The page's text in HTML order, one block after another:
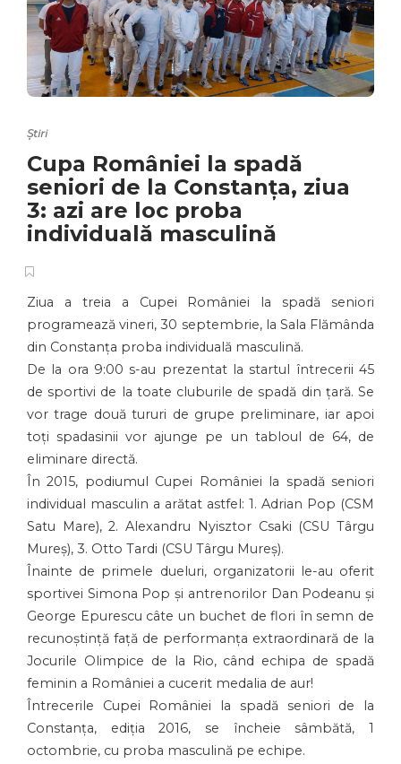
Știri
Cupa României la spadă
seniori de la Constanța, ziua
3: azi are loc proba
individuală masculină
Ziua a treia a Cupei României la spadă seniori
programează vineri, 30 septembrie, la Sala Flămânda
din Constanța proba individuală masculină.
De la ora 9:00 s-au prezentat la startul întrecerii 45
de sportivi de la toate cluburile de spadă din țară. Se
vor trage două tururi de grupe preliminare, iar apoi
toți spadasinii vor ajunge pe un tabloul de 64, de
eliminare directă.
În 2015, podiumul Cupei României la spadă seniori
individual masculin a arătat astfel: 1. Adrian Pop (CSM
Satu Mare), 2. Alexandru Nyisztor Csaki (CSU Târgu
Mureș), 3. Otto Tardi (CSU Târgu Mureș).
Înainte de primele dueluri, organizatorii le-au oferit
sportivei Simona Pop și antrenorilor Dan Podeanu și
George Epurescu câte un buchet de flori în semn de
recunoștință față de performanța extraordinară de la
Jocurile Olimpice de la Rio, când echipa de spadă
feminin a României a cucerit medalia de aur!
Întrecerile Cupei României la spadă seniori de la
Constanța, ediția 2016, se încheie sâmbătă, 1
octombrie, cu proba masculină pe echipe.